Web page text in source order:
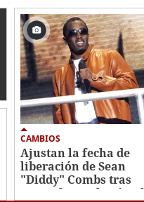
CAMBIOS
Ajustan la fecha de
liberación de Sean
"Diddy" Combs tras
una pelea en la cárcel